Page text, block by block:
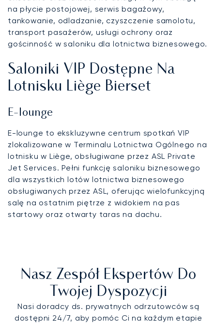
na płycie postojowej, serwis bagażowy,
tankowanie, odladzanie, czyszczenie samolotu,
transport pasażerów, usługi ochrony oraz
gościnność w saloniku dla lotnictwa biznesowego.
Saloniki VIP Dostępne Na
Lotnisku Liège Bierset
E-lounge
E-lounge to ekskluzywne centrum spotkań VIP
zlokalizowane w Terminalu Lotnictwa Ogólnego na
lotnisku w Liège, obsługiwane przez ASL Private
Jet Services. Pełni funkcję saloniku biznesowego
dla wszystkich lotów lotnictwa biznesowego
obsługiwanych przez ASL, oferując wielofunkcyjną
salę na ostatnim piętrze z widokiem na pas
startowy oraz otwarty taras na dachu.
Nasz Zespół Ekspertów Do
Twojej Dyspozycji
Nasi doradcy ds. prywatnych odrzutowców są
dostępni 24/7, aby pomóc Ci na każdym etapie